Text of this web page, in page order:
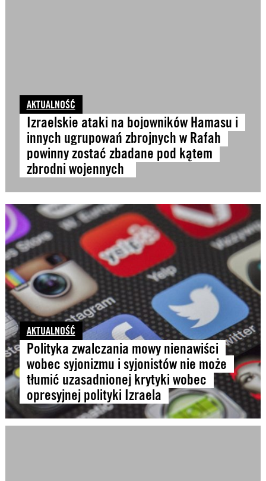
AKTUALNOŚĆ
Izraelskie ataki na bojowników Hamasu i
innych ugrupowań zbrojnych w Rafah
powinny zostać zbadane pod kątem
zbrodni wojennych
AKTUALNOŚĆ
Polityka zwalczania mowy nienawiści
wobec syjonizmu i syjonistów nie może
tłumić uzasadnionej krytyki wobec
opresyjnej polityki Izraela